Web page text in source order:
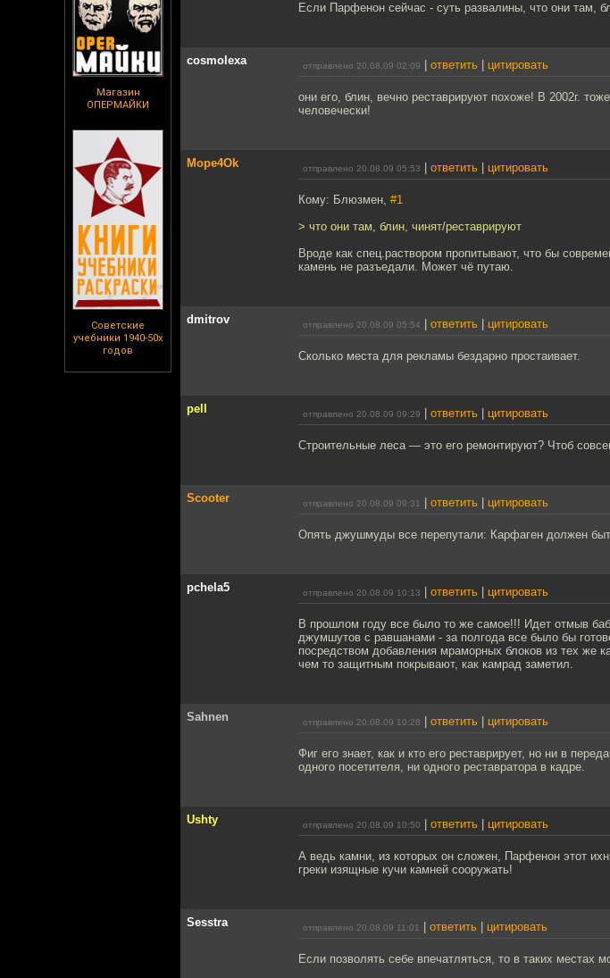
Магазин
ОПЕРМАЙКИ
Советские
учебники 1940-50х
годов
Если Парфенон сейчас - суть развалины, что они там,
cosmolexa отправлено 20.08.09 02:09 ответить цитировать
они его, блин, вечно реставрируют похоже! В 2002г.
человечески!
Mope4Ok отправлено 20.08.09 05:53 ответить цитировать
Кому: Блюзмен, #1
> что они там, блин, чинят/реставрируют
Вроде как спец.раствором пропитывают, что бы
камень не разъедали. Может чё путаю.
dmitrov отправлено 20.08.09 05:54 ответить цитировать
Сколько места для рекламы бездарно простаивает.
pell отправлено 20.08.09 09:29 ответить цитировать
Строительные леса — это его ремонтируют? Чтоб
Scooter отправлено 20.08.09 09:31 ответить цитировать
Опять джушмуды все перепутали: Карфаген должен
pchela5 отправлено 20.08.09 10:13 ответить цитировать
В прошлом году все было то же самое!!! Идет отмыв
джумшутов с равшанами - за полгода все было бы
посредством добавления мраморных блоков из тех же
чем то защитным покрывают, как камрад заметил.
Sahnen отправлено 20.08.09 10:28 ответить цитировать
Фиг его знает, как и кто его реставрирует, но ни в
одного посетителя, ни одного реставратора в кадре.
Ushty отправлено 20.08.09 10:50 ответить цитировать
А ведь камни, из которых он сложен, Парфенон этот
греки изящные кучи камней сооружать!
Sesstra отправлено 20.08.09 11:01 ответить цитировать
Если позволять себе впечатляться, то в таких местах